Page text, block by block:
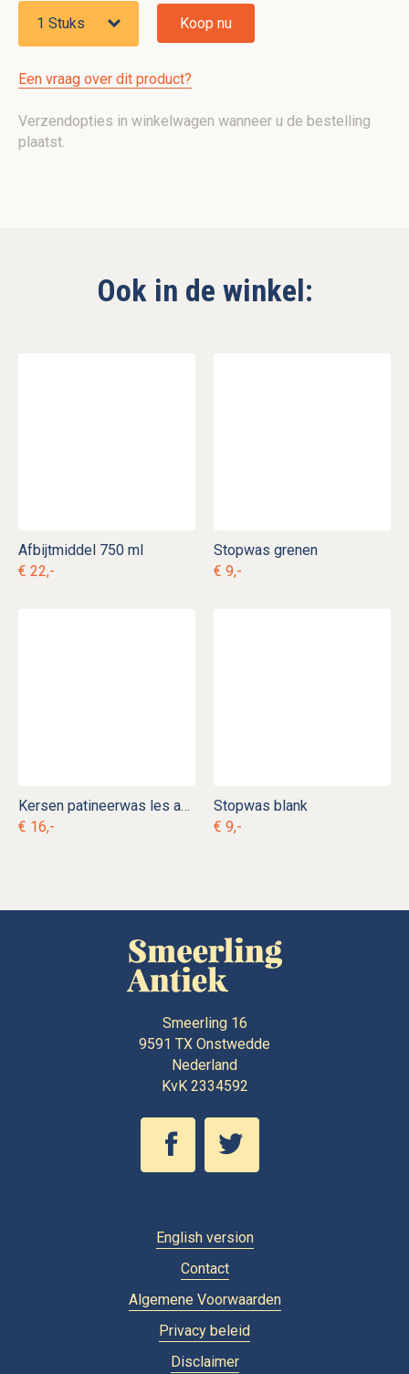
Koop nu
Een vraag over dit product?
Verzendopties in winkelwagen wanneer u de bestelling
plaatst.
Ook in de winkel:
Afbijtmiddel 750 ml
€ 22,-
Stopwas grenen
€ 9,-
Kersen patineerwas les anciens ebenistes
€ 16,-
Stopwas blank
€ 9,-
Smeerling 16
9591 TX Onstwedde
Nederland
KvK 2334592
English version
Contact
Algemene Voorwaarden
Privacy beleid
Disclaimer